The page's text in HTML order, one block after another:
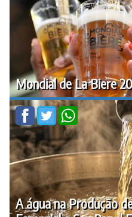
Mondial de La Biere
A água na Produção